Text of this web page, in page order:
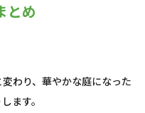
とめ
わり、華やかな庭になった
ます。